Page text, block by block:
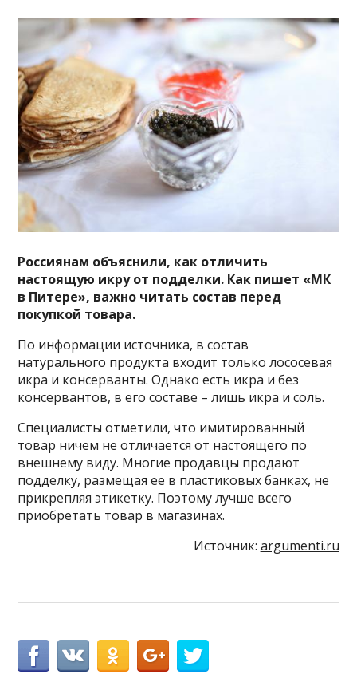
Россиянам объяснили, как отличить
настоящую икру от подделки. Как пишет «МК
в Питере», важно читать состав перед
покупкой товара.
По информации источника, в состав
натурального продукта входит только лососевая
икра и консерванты. Однако есть икра и без
консервантов, в его составе – лишь икра и соль.
Специалисты отметили, что имитированный
товар ничем не отличается от настоящего по
внешнему виду. Многие продавцы продают
подделку, размещая ее в пластиковых банках, не
прикрепляя этикетку. Поэтому лучше всего
приобретать товар в магазинах.
Источник: argumenti.ru